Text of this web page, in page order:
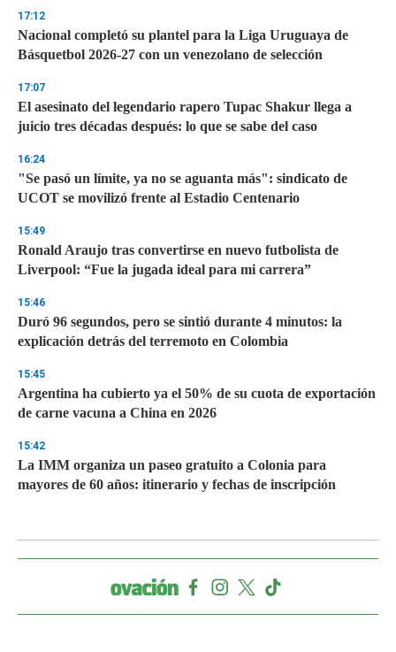
3
s
e
c
n
d
s
17:12
Nacional completó su plantel para la Liga Uruguaya de
Básquetbol 2026-27 con un venezolano de selección
17:07
El asesinato del legendario rapero Tupac Shakur llega a
juicio tres décadas después: lo que se sabe del caso
16:24
"Se pasó un límite, ya no se aguanta más": sindicato de
UCOT se movilizó frente al Estadio Centenario
15:49
Ronald Araujo tras convertirse en nuevo futbolista de
Liverpool: “Fue la jugada ideal para mi carrera”
15:46
Duró 96 segundos, pero se sintió durante 4 minutos: la
explicación detrás del terremoto en Colombia
15:45
Argentina ha cubierto ya el 50% de su cuota de exportación
de carne vacuna a China en 2026
15:42
La IMM organiza un paseo gratuito a Colonia para
mayores de 60 años: itinerario y fechas de inscripción